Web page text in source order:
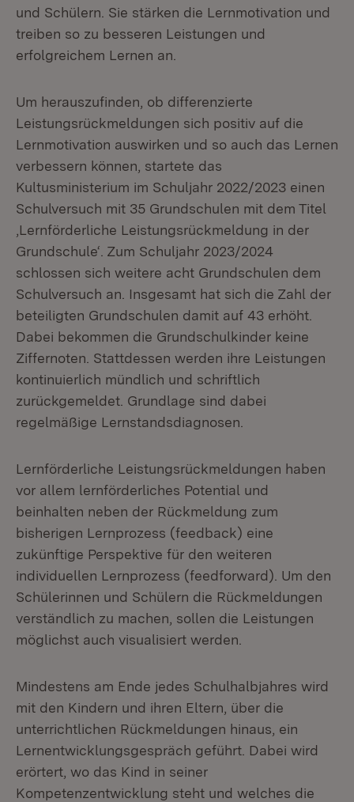
und Schülern. Sie stärken die Lernmotivation und
treiben so zu besseren Leistungen und
erfolgreichem Lernen an.
Um herauszufinden, ob differenzierte
Leistungsrückmeldungen sich positiv auf die
Lernmotivation auswirken und so auch das Lernen
verbessern können, startete das
Kultusministerium im Schuljahr 2022/2023 einen
Schulversuch mit 35 Grundschulen mit dem Titel
‚Lernförderliche Leistungsrückmeldung in der
Grundschule‘. Zum Schuljahr 2023/2024
schlossen sich weitere acht Grundschulen dem
Schulversuch an. Insgesamt hat sich die Zahl der
beteiligten Grundschulen damit auf 43 erhöht.
Dabei bekommen die Grundschulkinder keine
Ziffernoten. Stattdessen werden ihre Leistungen
kontinuierlich mündlich und schriftlich
zurückgemeldet. Grundlage sind dabei
regelmäßige Lernstandsdiagnosen.
Lernförderliche Leistungsrückmeldungen haben
vor allem lernförderliches Potential und
beinhalten neben der Rückmeldung zum
bisherigen Lernprozess (feedback) eine
zukünftige Perspektive für den weiteren
individuellen Lernprozess (feedforward). Um den
Schülerinnen und Schülern die Rückmeldungen
verständlich zu machen, sollen die Leistungen
möglichst auch visualisiert werden.
Mindestens am Ende jedes Schulhalbjahres wird
mit den Kindern und ihren Eltern, über die
unterrichtlichen Rückmeldungen hinaus, ein
Lernentwicklungsgespräch geführt. Dabei wird
erörtert, wo das Kind in seiner
Kompetenzentwicklung steht und welches die